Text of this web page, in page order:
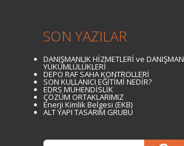
SON YAZILAR
DANIŞMANLIK HİZMETLERİ ve
YÜKÜMLÜLÜKLERİ
DEPO RAF SAHA KONTROLLERİ
SON KULLANICI EĞİTİMİ NEDİR?
EDRS MÜHENDİSLİK
ÇÖZÜM ORTAKLARIMIZ
Enerji Kimlik Belgesi (EKB)
ALT YAPI TASARIM GRUBU